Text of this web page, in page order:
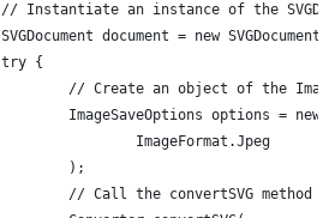
// Instantiate an instance of the
SVGDocument document = new
		try {
// Create an object of the
ImageSaveOptions options =
				ImageFormat.Jpeg
			);
// Call the convertSVG